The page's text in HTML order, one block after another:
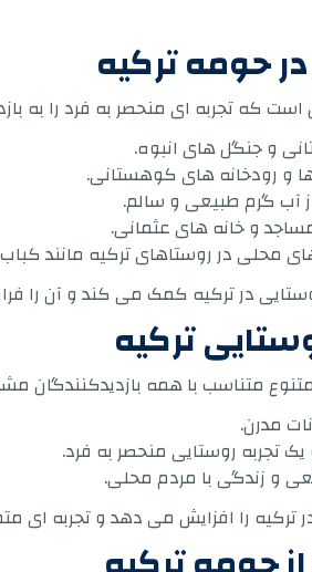
حومه ترکیه
که تجربه ای منحصر به فرد را به
و جنگل های انبوه.
و رودخانه های کوهستانی.
آب گرم طبیعی و سالم.
مساجد و خانه های عثمانی.
محلی در روستاهای ترکیه مانند
در ترکیه کمک می کند و آن را
ترکیه
متنوع متناسب با همه
مدرن.
تجربه روستایی منحصر به فرد.
و زندگی با مردم محلی.
را افزایش می دهد و تجربه ای